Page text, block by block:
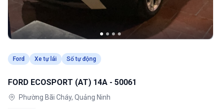
Ford Xe tự lái Số tự động
FORD ECOSPORT (AT) 14A - 50061
Phường Bãi Cháy, Quảng Ninh